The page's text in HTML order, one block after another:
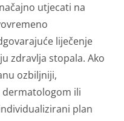
utjecati na
liječenje
zdravlja stopala. Ako
ozbiljniji,
dermatologom ili
plan